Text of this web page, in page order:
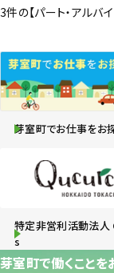
3件の【パート・アルバ
芽室町でお仕事をお
特定非営利活動法
s
芽室町で働くことを